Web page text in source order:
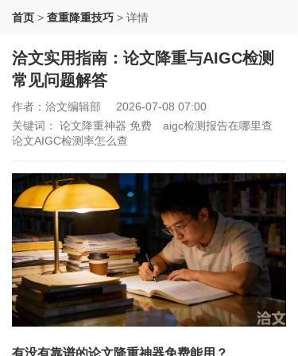
首页 > 查重降重技巧 > 详情
洽文实用指南：论文降重与AIGC检测
常见问题解答
作者：洽文编辑部
2026-07-08 07:00
关键词： 论文降重神器 免费
aigc检测报告在哪里查
论文AIGC检测率怎么查